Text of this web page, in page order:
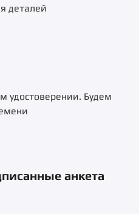
деталей
удостоверении. Будем
анкета